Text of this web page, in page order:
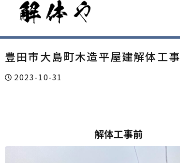
豊田市大島町木造平屋建解体工事
2023-10-31
解体工事前